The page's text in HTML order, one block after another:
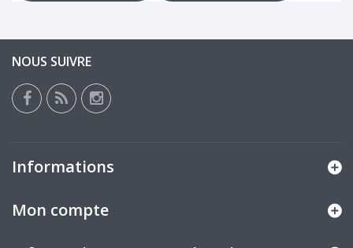
NOUS SUIVRE
Informations
Mon compte